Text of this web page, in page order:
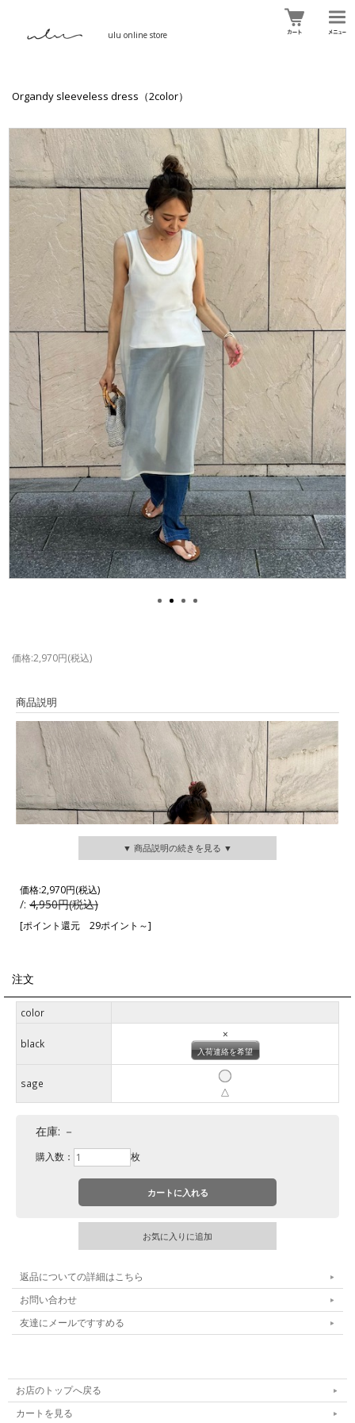
ulu online store
Organdy sleeveless dress（2color）
価格:2,970円(税込)
商品説明
▼ 商品説明の続きを見る ▼
価格:2,970円(税込)
/: 4,950円(税込)
[ポイント還元 29ポイント～]
注文
color
black
×
入荷連絡を希望
sage
△
在庫: －
購入数： 枚
返品についての詳細はこちら
お問い合わせ
友達にメールですすめる
お店のトップへ戻る
カートを見る